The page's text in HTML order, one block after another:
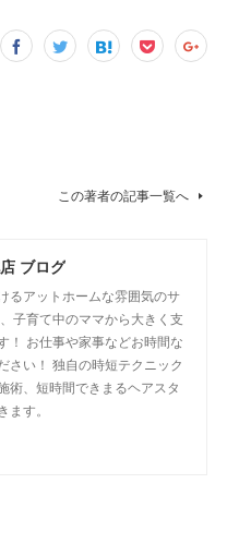
この著者の記事一覧へ
ブログ
るアットホームな雰囲気のサ
子育て中のママから大きく支
！ お仕事や家事などお時間な
さい！ 独自の時短テクニック
術、短時間できまるヘアスタ
す。